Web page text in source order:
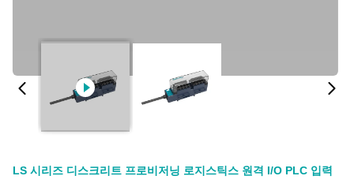
LS 시리즈 디스크리트 프로비저닝 로지스틱스 원격 I/O PLC 입력